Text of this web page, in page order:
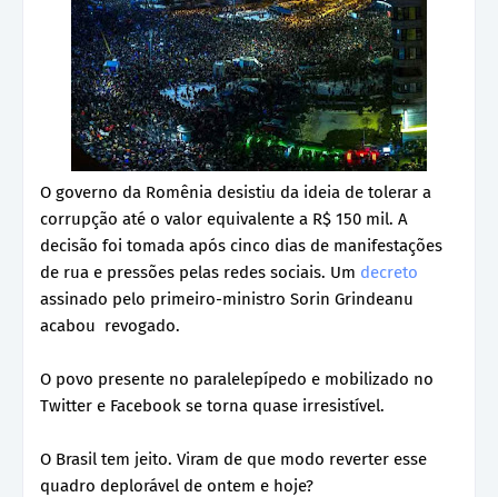
O governo da Romênia desistiu da ideia de tolerar a
corrupção até o valor equivalente a R$ 150 mil. A
decisão foi tomada após cinco dias de manifestações
de rua e pressões pelas redes sociais. Um decreto
assinado pelo primeiro-ministro Sorin Grindeanu
acabou revogado.
O povo presente no paralelepípedo e mobilizado no
Twitter e Facebook se torna quase irresistível.
O Brasil tem jeito. Viram de que modo reverter esse
quadro deplorável de ontem e hoje?